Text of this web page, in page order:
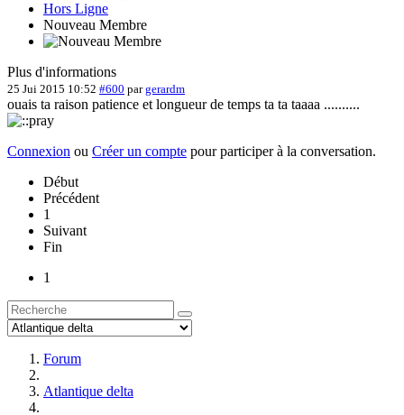
Hors Ligne
Nouveau Membre
Plus d'informations
25 Jui 2015 10:52 #600 pargerardm
ouais ta raison patience et longueur de temps ta ta taaaa ..........
Connexion ou Créer un compte pour participer à la conversation.
Début
Précédent
1
Suivant
Fin
1
Forum
Atlantique delta